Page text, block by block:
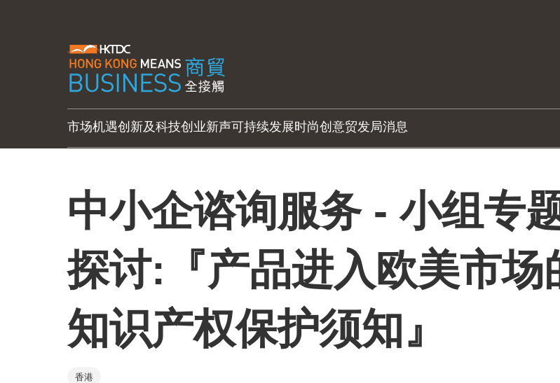
市场机遇创新及科技创业新声可持续发展时尚创意贸发局消息
中小企谘询服务 - 小组专
探讨:『产品进入欧美市场
知识产权保护须知』
香港